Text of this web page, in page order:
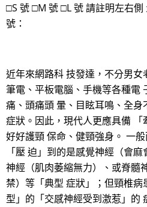
□S 號 □M 號 □L 號 請註明左右側
號：
近年來網路科 技發達，不分男女
筆電、平板電腦、手機等各種電
痛、頭痛頭 暈、目眩耳鳴、全
症狀。因此，現代人更應具備 「
好好護頸 保命、健頸強身。 一
「壓 迫」到的是感覺神經（會麻
神經（肌肉萎縮無力）、或脊髓
禁）等「典型 症狀」；但頸椎
型」的「交感神經受到激惹」的